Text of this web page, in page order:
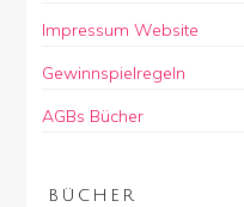
Impressum Website
Gewinnspielregeln
AGBs Bücher
BÜCHER